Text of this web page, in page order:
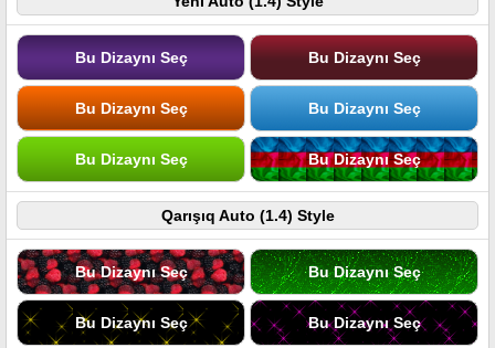
Bu Dizaynı Seç Bu Dizaynı Seç
Bu Dizaynı Seç Bu Dizaynı Seç
Bu Dizaynı Seç Bu Dizaynı Seç
Qarışıq Auto (1.4) Style
Bu Dizaynı Seç Bu Dizaynı Seç
Bu Dizaynı Seç Bu Dizaynı Seç